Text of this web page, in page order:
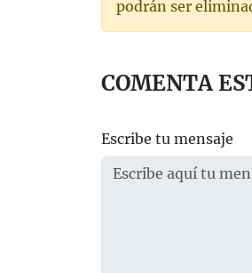
podrán ser
COMENTA
Escribe tu mensaje